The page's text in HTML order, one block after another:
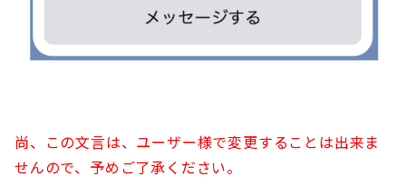
尚、この文言は、ユーザー様で変更することは出来ま
せんので、予めご了承ください。